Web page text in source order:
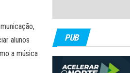
alunos
a música
PUB